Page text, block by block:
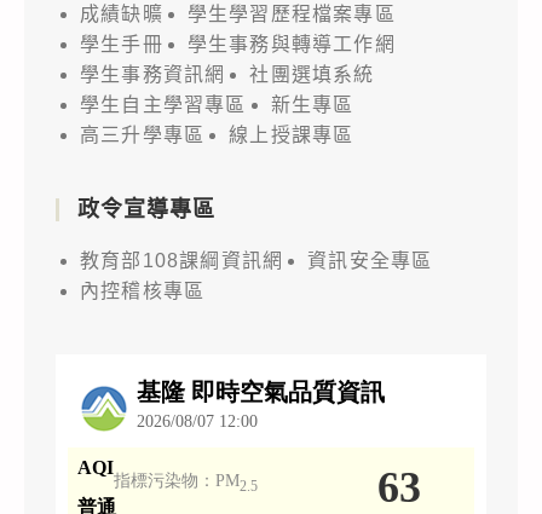
成績缺曠
學生學習歷程檔案專區
學生手冊
學生事務與轉導工作網
學生事務資訊網
社團選填系統
學生自主學習專區
新生專區
高三升學專區
線上授課專區
政令宣導專區
教育部108課綱資訊網
資訊安全專區
內控稽核專區